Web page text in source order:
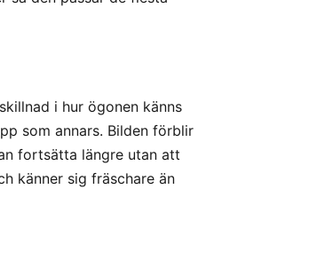
i hur ögonen känns
som annars. Bilden förblir
fortsätta längre utan att
känner sig fräschare än